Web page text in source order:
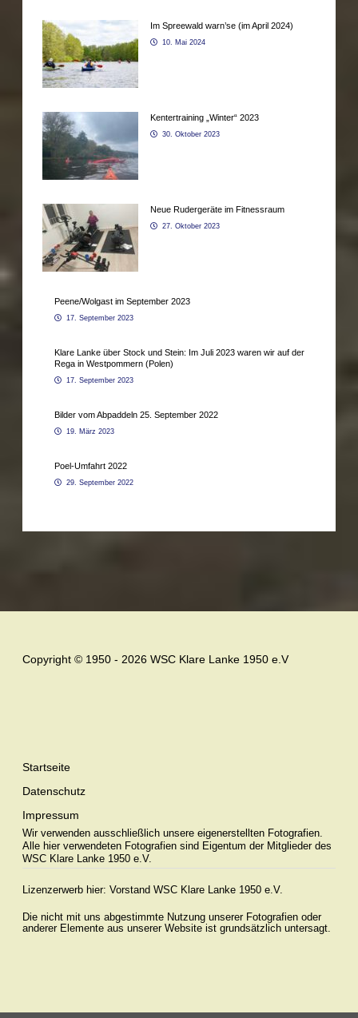
Im Spreewald warn’se (im April 2024)
10. Mai 2024
Kentertraining „Winter“ 2023
30. Oktober 2023
Neue Rudergeräte im Fitnessraum
27. Oktober 2023
Peene/Wolgast im September 2023
17. September 2023
Klare Lanke über Stock und Stein: Im Juli 2023 waren wir auf der
Rega in Westpommern (Polen)
17. September 2023
Bilder vom Abpaddeln 25. September 2022
19. März 2023
Poel-Umfahrt 2022
29. September 2022
Copyright © 1950 - 2026 WSC Klare Lanke 1950 e.V
Startseite
Datenschutz
Impressum
Wir verwenden ausschließlich unsere eigenerstellten Fotografien.
Alle hier verwendeten Fotografien sind Eigentum der Mitglieder des
WSC Klare Lanke 1950 e.V.
Lizenzerwerb hier:Vorstand WSC Klare Lanke 1950 e.V.
Die nicht mit uns abgestimmte Nutzung unserer Fotografien oder
anderer Elemente aus unserer Website ist grundsätzlich untersagt.